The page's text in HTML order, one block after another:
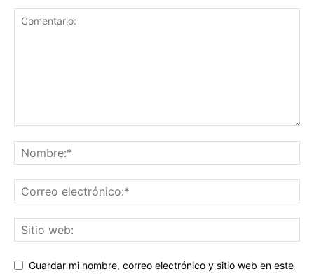
Guardar mi nombre, correo electrónico y sitio web en este